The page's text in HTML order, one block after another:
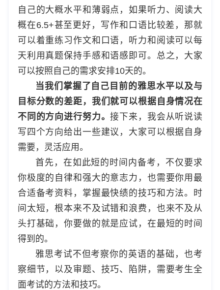
自己的大概水平和薄弱点，如果听力、阅读大
概在6.5+甚至更好，写作和口语比较差，那就
可以着重练习作文和口语，听力和阅读可以每
天利用真题保持手感和语感即可。总之，大家
可以按照自己的需求安排10天的。
当我们掌握了自己目前的雅思水平以及与
目标分数的差距，我们就可以根据自身情况在
不同的方向进行努力。接下来，我会从听说读
写四个方向给出一些建议，大家可以根据自身
需要，灵活应用。
首先，在如此短的时间内备考，不仅要求
你极度的自律和强大的意志力，也需要你用最
合适备考资料，掌握最快绩的技巧和方法。时
间太短，根本来不及试错和浪费，也来不及从
头打基础，你要做的就是应试，在最短的时间
得到的。
雅思考试不但考察你的英语的基础，也考
察细节，以及审题、技巧、陷阱，需要考生全
面考试的方法和技巧。